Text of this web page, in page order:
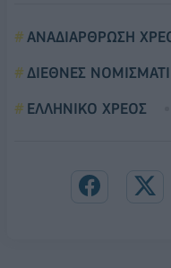
ΑΝΑΔΙΑΡΘΡΩΣΗ
ΔΙΕΘΝΕΣ
ΕΛΛΗΝΙΚΟ ΧΡΕΟΣ